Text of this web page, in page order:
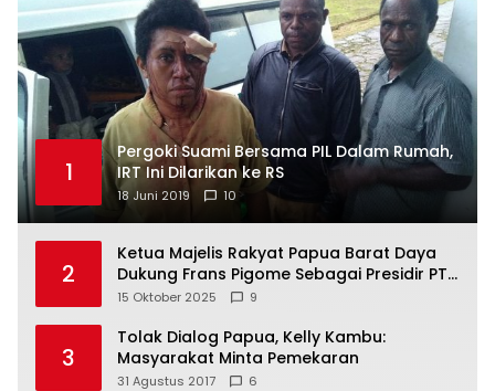
1
Pergoki Suami Bersama PIL Dalam Rumah,
IRT Ini Dilarikan ke RS
18 Juni 2019 10
2
Ketua Majelis Rakyat Papua Barat Daya
Dukung Frans Pigome Sebagai Presidir PT
Freeport Indonesia
15 Oktober 2025 9
3
Tolak Dialog Papua, Kelly Kambu:
Masyarakat Minta Pemekaran
31 Agustus 2017 6